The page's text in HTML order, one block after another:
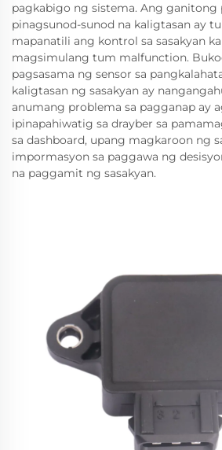
pagkabigo ng sistema. Ang ganitong
pinagsunod-sunod na kaligtasan ay
mapanatili ang kontrol sa sasakyan
magsimulang tum malfunction.
pagsasama ng sensor sa
kaligtasan ng sasakyan ay
anumang problema sa pagganap ay
ipinapahiwatig sa drayber sa
sa dashboard, upang magkaroon ng
impormasyon sa paggawa ng
na paggamit ng sasakyan.